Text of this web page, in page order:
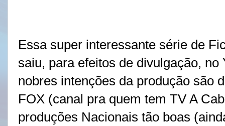
Essa super interessante série de
saiu, para efeitos de divulgação, no
nobres intenções da produção são
FOX (canal pra quem tem TV A
produções Nacionais tão boas